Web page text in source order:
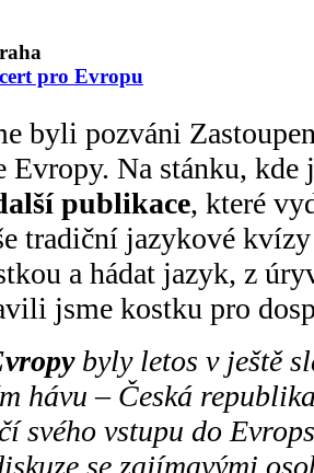
pro Evropu
byli pozváni
Evropy. Na stánku, kde
publikace, které
tradiční jazykové
a hádat jazyk, z
jsme kostku pro
byly letos v ještě
hávu – Česká
svého vstupu do
se zajímavými